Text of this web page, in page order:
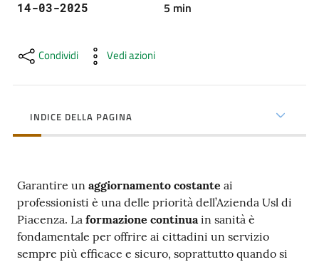
Come
territorio
Studiare
a
Piacenza
14-03-2025 5 min
Condividi Vedi azioni
INDICE DELLA PAGINA
Garantire un aggiornamento costante ai
professionisti è una delle priorità dell’Azienda Usl di
Piacenza. La formazione continuain sanità è
fondamentale per offrire ai cittadini un servizio
sempre più efficace e sicuro, soprattutto quando si